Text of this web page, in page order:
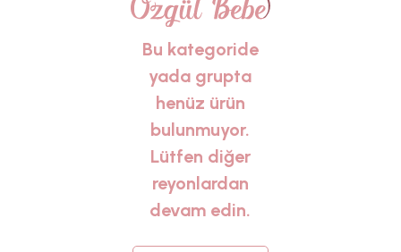
Bu kategoride
yada grupta
henüz ürün
bulunmuyor.
Lütfen diğer
reyonlardan
devam edin.